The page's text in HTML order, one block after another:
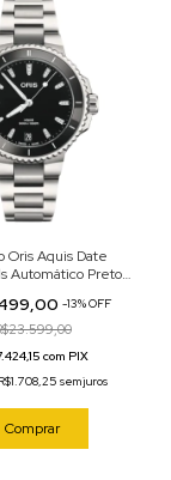
Oris Aquis Date
Automático Preto
19 05P -13%OFF
com PIX
sem juros
Comprar